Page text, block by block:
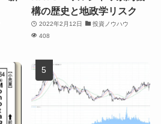
構の歴史と地政学リスク
2022年2月12日
投資ノウハウ
408